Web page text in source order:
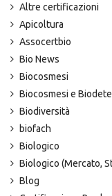
Altre certificazioni
Apicoltura
Assocertbio
Bio News
Biocosmesi
Biocosmesi e
Biodiversità
biofach
Biologico
Biologico (Mercato,
Blog